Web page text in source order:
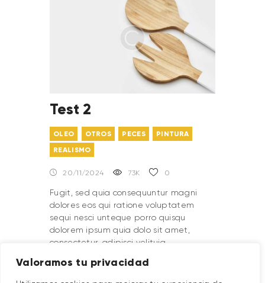
Valoramos tu privacidad
Test 2
OLEO OTROS PECES
PINTURA
REALISMO
20/11/2024 73K 0
Fugit, sed quia consequuntur magni
dolores eos qui ratione voluptatem
sequi nesci unteque porro quisqu
dolorem ipsum quia dolo sit amet,
consectetur, adipisci velituia
ration. Xplain to you how all this
mistaken idea of denouncing.